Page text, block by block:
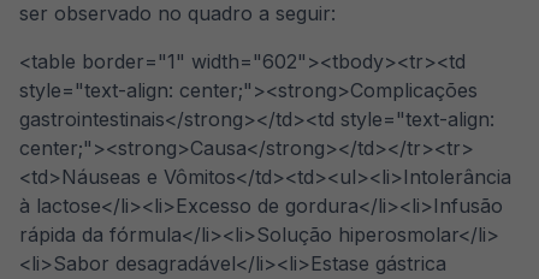
ser observado no quadro a seguir:
<table border="1" width="602"><tbody><tr><td
style="text-align: center;"><strong>Complicações
gastrointestinais</strong></td><td style="text-align:
center;"><strong>Causa</strong></td></tr><tr>
<td>Náuseas e Vômitos</td><td><ul><li>Intolerância
à lactose</li><li>Excesso de gordura</li><li>Infusão
rápida da fórmula</li><li>Solução hiperosmolar</li>
<li>Sabor desagradável</li><li>Estase gástrica